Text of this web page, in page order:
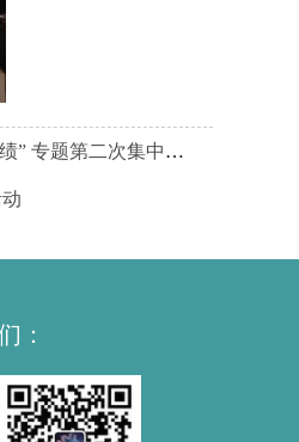
题第二次集中学习
：